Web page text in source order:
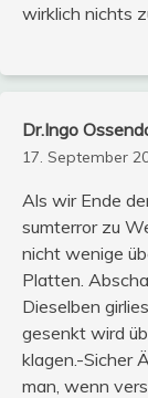
wirklich nichts
Dr.Ingo
17. September
Als wir Ende
sumterror zu
nicht wenige
Platten.
Dieselben
gesenkt wird
klagen.-Sicher
man, wenn